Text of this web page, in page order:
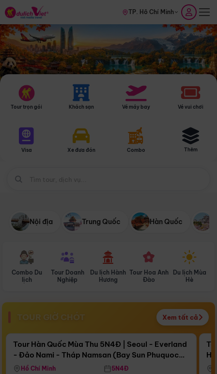
TP. Hồ Chí Minh
Tour trọn gói Khách sạn Vé máy bay Vé vui chơi
Visa Xe đưa đón Combo Thêm
Nội địa Trung Quốc Hàn Quốc
Combo Du
lịch
Tour Doanh
Nghiệp
Du lịch Hành
Hương
Tour Hoa Anh
Đào
Du lịch Mùa
Hè
TOUR GIỜ CHÓT Xem tất cả
Còn17 ngày 03:39:50
Bay Sun Phuquoc Airways
Điểm nổi bật
Tour Hàn Quốc Mùa Thu 5N4Đ | Seoul - Everland
- Đảo Nami - Tháp Namsan (Bay Sun Phuquoc
Airways)
Hồ Chí Minh 5N4Đ